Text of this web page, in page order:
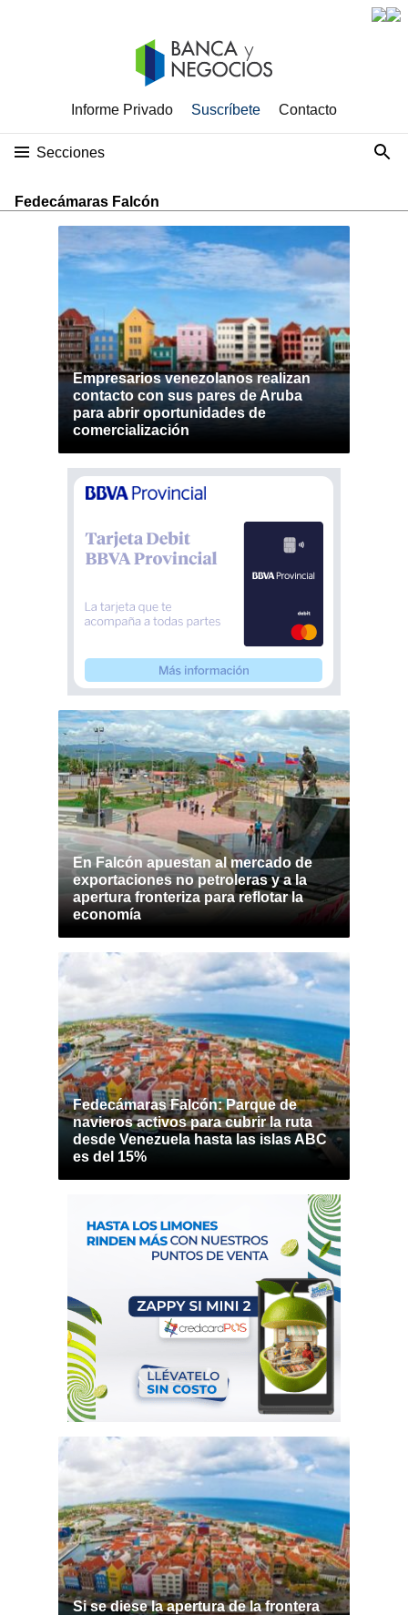
Informe Privado Suscríbete Contacto
Secciones
Fedecámaras Falcón
Empresarios venezolanos realizan
contacto con sus pares de Aruba
para abrir oportunidades de
comercialización
En Falcón apuestan al mercado de
exportaciones no petroleras y a la
apertura fronteriza para reflotar la
economía
Fedecámaras Falcón: Parque de
navieros activos para cubrir la ruta
desde Venezuela hasta las islas ABC
es del 15%
Si se diese la apertura de la frontera